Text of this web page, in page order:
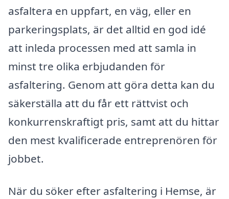
asfaltera en uppfart, en väg, eller en
parkeringsplats, är det alltid en god idé
att inleda processen med att samla in
minst tre olika erbjudanden för
asfaltering. Genom att göra detta kan du
säkerställa att du får ett rättvist och
konkurrenskraftigt pris, samt att du hittar
den mest kvalificerade entreprenören för
jobbet.
När du söker efter asfaltering i Hemse, är